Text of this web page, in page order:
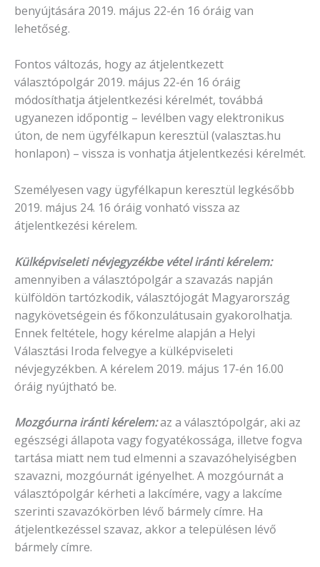
benyújtására 2019. május 22-én 16 óráig van
lehetőség.
Fontos változás, hogy az átjelentkezett
választópolgár 2019. május 22-én 16 óráig
módosíthatja átjelentkezési kérelmét, továbbá
ugyanezen időpontig – levélben vagy elektronikus
úton, de nem ügyfélkapun keresztül (valasztas.hu
honlapon) – vissza is vonhatja átjelentkezési kérelmét.
Személyesen vagy ügyfélkapun keresztül legkésőbb
2019. május 24. 16 óráig vonható vissza az
átjelentkezési kérelem.
Külképviseleti névjegyzékbe vétel iránti kérelem:
amennyiben a választópolgár a szavazás napján
külföldön tartózkodik, választójogát Magyarország
nagykövetségein és főkonzulátusain gyakorolhatja.
Ennek feltétele, hogy kérelme alapján a Helyi
Választási Iroda felvegye a külképviseleti
névjegyzékben. A kérelem 2019. május 17-én 16.00
óráig nyújtható be.
Mozgóurna iránti kérelem:az a választópolgár, aki az
egészségi állapota vagy fogyatékossága, illetve fogva
tartása miatt nem tud elmenni a szavazóhelyiségben
szavazni, mozgóurnát igényelhet. A mozgóurnát a
választópolgár kérheti a lakcímére, vagy a lakcíme
szerinti szavazókörben lévő bármely címre. Ha
átjelentkezéssel szavaz, akkor a településen lévő
bármely címre.